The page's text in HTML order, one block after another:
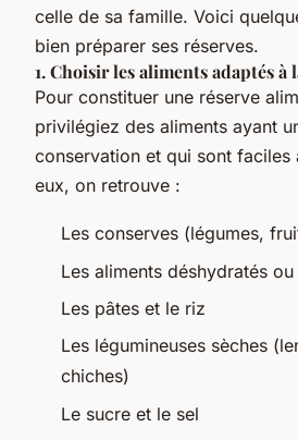
celle de sa famille. Voici
bien préparer ses réserves.
1. Choisir les aliments adaptés à
Pour constituer une réserve
privilégiez des aliments ayant
conservation et qui sont faciles
eux, on retrouve :
Les conserves (légumes,
Les aliments déshydratés
Les pâtes et le riz
Les légumineuses sèches
chiches)
Le sucre et le sel